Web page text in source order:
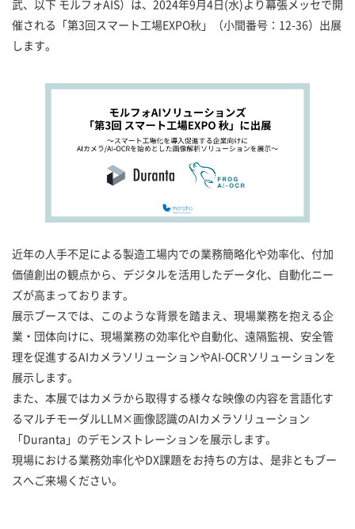
武、以下 モルフォAIS）は、2024年9月4日(水)より幕張メッセで開
催される「第3回スマート工場EXPO秋」（小間番号：12-36）出展
します。
近年の人手不足による製造工場内での業務簡略化や効率化、付加
価値創出の観点から、デジタルを活用したデータ化、自動化ニー
ズが高まっております。
展示ブースでは、このような背景を踏まえ、現場業務を抱える企
業・団体向けに、現場業務の効率化や自動化、遠隔監視、安全管
理を促進するAIカメラソリューションやAI-OCRソリューションを
展示します。
また、本展ではカメラから取得する様々な映像の内容を言語化す
るマルチモーダルLLM×画像認識のAIカメラソリューション
「Duranta」のデモンストレーションを展示します。
現場における業務効率化やDX課題をお持ちの方は、是非ともブー
スへご来場ください。